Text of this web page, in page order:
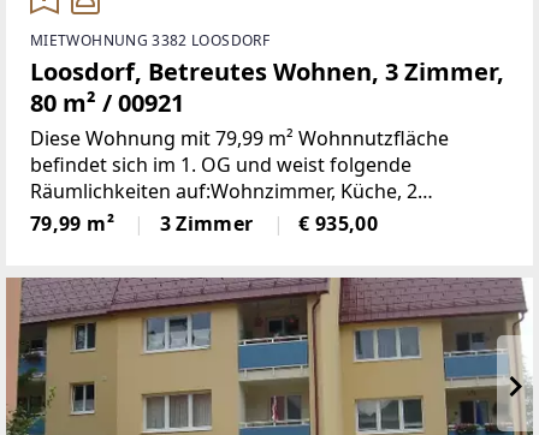
MIETWOHNUNG 3382 LOOSDORF
Loosdorf, Betreutes Wohnen, 3 Zimmer,
80 m² / 00921
Diese Wohnung mit 79,99 m² Wohnnutzfläche
befindet sich im 1. OG und weist folgende
Räumlichkeiten auf:Wohnzimmer, Küche, 2
Schlafzimmer, Bad, WC, Vorraum und LoggiaMiete €
935Finanzierungsbeitrag ca. €
79,99 m² 3 Zimmer € 935,00